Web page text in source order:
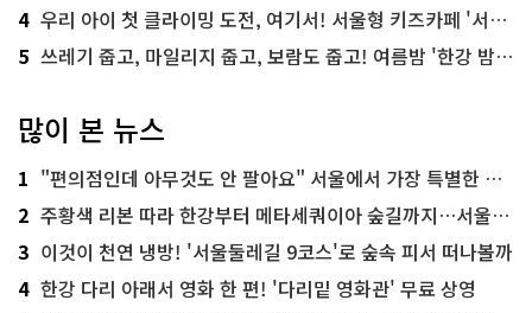
4 우리 아이 첫 클라이밍 도전, 여기서! 서울형 키즈카페 '서울가족플라자점'
5 쓰레기 줍고, 마일리지 줍고, 보람도 줍고! 여름밤 '한강 밤마실 줍깅'
많이 본 뉴스
1 "편의점인데 아무것도 안 팔아요" 서울에서 가장 특별한 편의점의 정체
2 주황색 리본 따라 한강부터 메타세쿼이아 숲길까지…서울둘레길 15코스
3 이것이 천연 냉방! '서울둘레길 9코스'로 숲속 피서 떠나볼까
4 한강 다리 아래서 영화 한 편! '다리밑 영화관' 무료 상영